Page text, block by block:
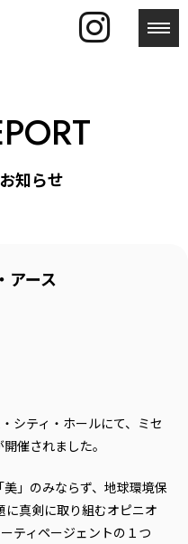
知らせ
アース
シティ・ホールにて、ミセ
催されました。
」のみならず、地球環境保
真剣に取り組むオピニオ
ティページェントの１つ